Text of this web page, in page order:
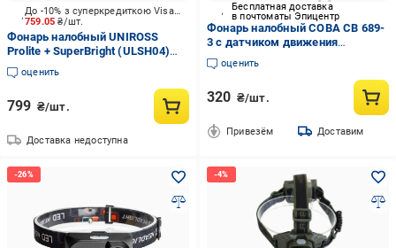
759.05₴/шт.
До -10% з суперкредиткою Visa Вигода
Фонарь налобный UNIROSS
Prolite + SuperBright (ULSH04)
180 Lm черный
оценить
799 ₴/шт.
Доставка недоступна
Бесплатная доставка
в почтоматы Эпицентр
Фонарь налобный COBA CB 689-
3 с датчиком движения
красным светом COB LED
аккумуляторный USB-зарядкой
оценить
320 ₴/шт.
Привезём Доставим